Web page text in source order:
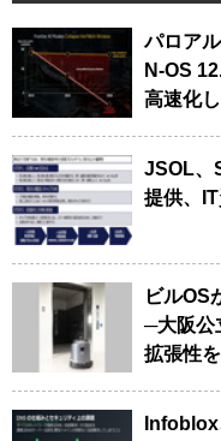
パロア
N-OS
高速化
JSOL、
提供、
ビルOS
─大阪公
拡張性